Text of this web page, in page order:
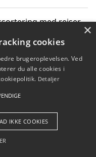
med rejser
til co2 reduktion
Betingelser
×
cookies
brugeroplevelsen. Ved
du alle cookies i
Detaljer
IKKE COOKIES